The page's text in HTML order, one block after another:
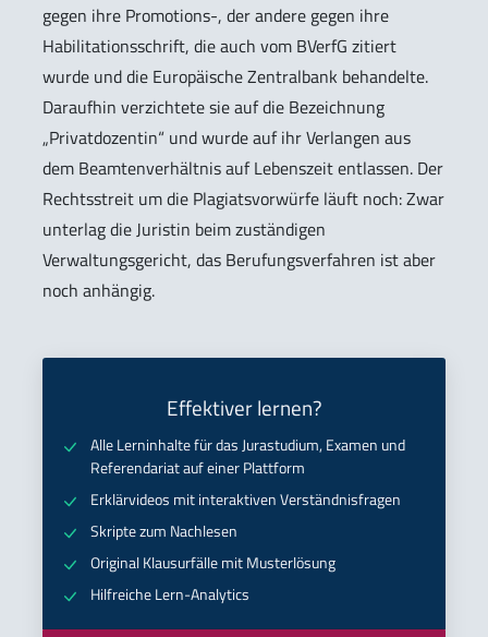
gegen ihre Promotions-, der andere gegen ihre
Habilitationsschrift, die auch vom BVerfG zitiert
wurde und die Europäische Zentralbank behandelte.
Daraufhin verzichtete sie auf die Bezeichnung
„Privatdozentin“ und wurde auf ihr Verlangen aus
dem Beamtenverhältnis auf Lebenszeit entlassen. Der
Rechtsstreit um die Plagiatsvorwürfe läuft noch: Zwar
unterlag die Juristin beim zuständigen
Verwaltungsgericht, das Berufungsverfahren ist aber
noch anhängig.
Effektiver lernen?
Alle Lerninhalte für das Jurastudium, Examen und
Referendariat auf einer Plattform
Erklärvideos mit interaktiven Verständnisfragen
Skripte zum Nachlesen
Original Klausurfälle mit Musterlösung
Hilfreiche Lern-Analytics